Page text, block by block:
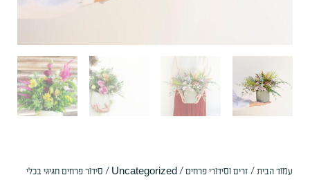
עמוד הבית/ זרים וסידורי פרחים/
Uncategorized / סידור פרחים חגיגי בכלי